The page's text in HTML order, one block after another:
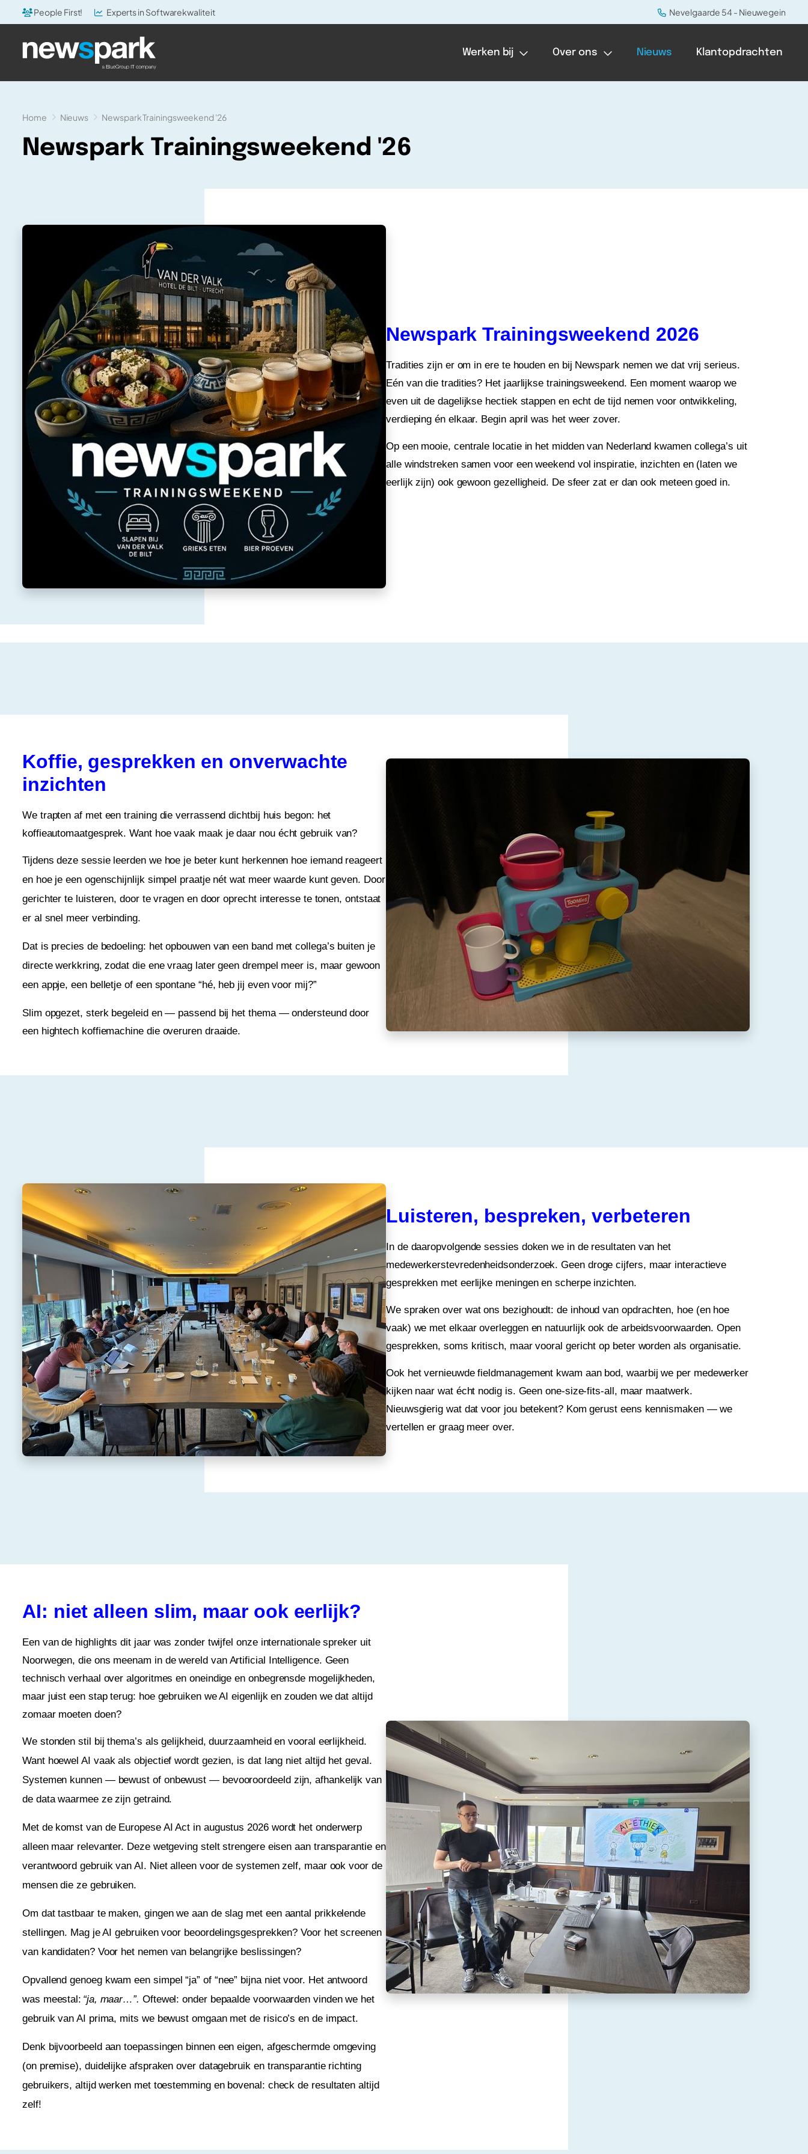
Home Nieuws Newspark Trainingsweekend '26
Newspark Trainingsweekend '26
Newspark Trainingsweekend 2026
Tradities zijn er om in ere te houden en bij Newspark nemen we dat vrij serieus.
Eén van die tradities? Het jaarlijkse trainingsweekend. Een moment waarop we
even uit de dagelijkse hectiek stappen en echt de tijd nemen voor ontwikkeling,
verdieping én elkaar. Begin april was het weer zover.
Op een mooie, centrale locatie in het midden van Nederland kwamen collega’s uit
alle windstreken samen voor een weekend vol inspiratie, inzichten en (laten we
eerlijk zijn) ook gewoon gezelligheid. De sfeer zat er dan ook meteen goed in.
Koffie, gesprekken en onverwachte
inzichten
We trapten af met een training die verrassend dichtbij huis begon: het
koffieautomaatgesprek. Want hoe vaak maak je daar nou écht gebruik van?
Tijdens deze sessie leerden we hoe je beter kunt herkennen hoe iemand reageert
en hoe je een ogenschijnlijk simpel praatje nét wat meer waarde kunt geven. Door
gerichter te luisteren, door te vragen en door oprecht interesse te tonen, ontstaat
er al snel meer verbinding.
Dat is precies de bedoeling: het opbouwen van een band met collega’s buiten je
directe werkkring, zodat die ene vraag later geen drempel meer is, maar gewoon
een appje, een belletje of een spontane “hé, heb jij even voor mij?”
Slim opgezet, sterk begeleid en — passend bij het thema — ondersteund door
een hightech koffiemachine die overuren draaide.
Luisteren, bespreken, verbeteren
In de daaropvolgende sessies doken we in de resultaten van het
medewerkerstevredenheidsonderzoek. Geen droge cijfers, maar interactieve
gesprekken met eerlijke meningen en scherpe inzichten.
We spraken over wat ons bezighoudt: de inhoud van opdrachten, hoe (en hoe
vaak) we met elkaar overleggen en natuurlijk ook de arbeidsvoorwaarden. Open
gesprekken, soms kritisch, maar vooral gericht op beter worden als organisatie.
Ook het vernieuwde fieldmanagement kwam aan bod, waarbij we per medewerker
kijken naar wat écht nodig is. Geen one-size-fits-all, maar maatwerk.
Nieuwsgierig wat dat voor jou betekent? Kom gerust eens kennismaken — we
vertellen er graag meer over.
AI: niet alleen slim, maar ook eerlijk?
Een van de highlights dit jaar was zonder twijfel onze internationale spreker uit
Noorwegen, die ons meenam in de wereld van Artificial Intelligence. Geen
technisch verhaal over algoritmes en oneindige en onbegrensde mogelijkheden,
maar juist een stap terug: hoe gebruiken we AI eigenlijk en zouden we dat altijd
zomaar moeten doen?
We stonden stil bij thema’s als gelijkheid, duurzaamheid en vooral eerlijkheid.
Want hoewel AI vaak als objectief wordt gezien, is dat lang niet altijd het geval.
Systemen kunnen — bewust of onbewust — bevooroordeeld zijn, afhankelijk van
de data waarmee ze zijn getraind.
Met de komst van de Europese AI Act in augustus 2026 wordt het onderwerp
alleen maar relevanter. Deze wetgeving stelt strengere eisen aan transparantie en
verantwoord gebruik van AI. Niet alleen voor de systemen zelf, maar ook voor de
mensen die ze gebruiken.
Om dat tastbaar te maken, gingen we aan de slag met een aantal prikkelende
stellingen. Mag je AI gebruiken voor beoordelingsgesprekken? Voor het screenen
van kandidaten? Voor het nemen van belangrijke beslissingen?
Opvallend genoeg kwam een simpel “ja” of “nee” bijna niet voor. Het antwoord
was meestal: “ja, maar…”. Oftewel: onder bepaalde voorwaarden vinden we het
gebruik van AI prima, mits we bewust omgaan met de risico’s en de impact.
Denk bijvoorbeeld aan toepassingen binnen een eigen, afgeschermde omgeving
(on premise), duidelijke afspraken over datagebruik en transparantie richting
gebruikers, altijd werken met toestemming en bovenal: check de resultaten altijd
zelf!
People First! Experts in Softwarekwaliteit Nevelgaarde 54 - Nieuwegein
Werken bij Over ons Nieuws Klantopdrachten